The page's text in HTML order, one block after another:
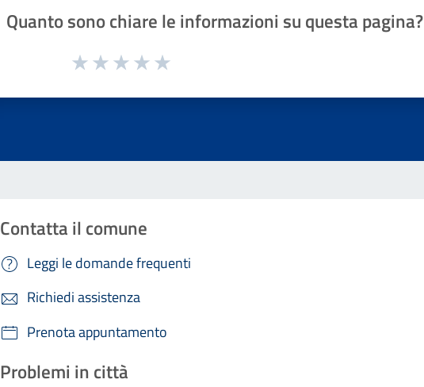
Quanto sono chiare le informazioni su questa pagina?
Valuta da 1 a 5 stelle la pagina
Contatta il comune
Leggi le domande frequenti
Richiedi assistenza
Prenota appuntamento
Problemi in città